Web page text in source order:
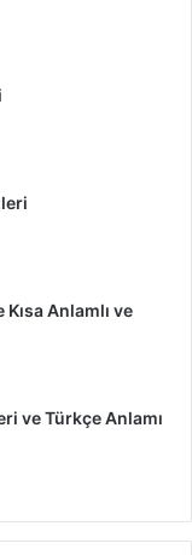
Anlamlı ve
ve Türkçe Anlamı